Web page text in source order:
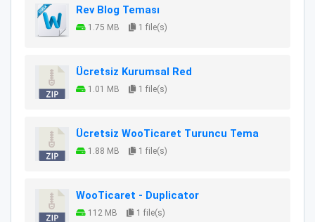
Rev Blog Teması
1.75 MB 1 file(s)
Ücretsiz Kurumsal Red
1.01 MB 1 file(s)
Ücretsiz WooTicaret Turuncu Tema
1.88 MB 1 file(s)
WooTicaret - Duplicator
112 MB 1 file(s)